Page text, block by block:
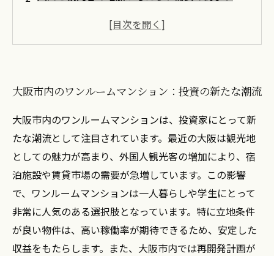
なぜ投資用物件としてワンルームマンションが
する
売却のメリットを最大限に活かすための戦略
大阪でのワンルームマンション売却を成功させ
る方法
大阪市内のワンルームマンション：投資の新たな潮流
大阪市内のワンルームマンションは、投資家にとって新
たな潮流として注目されています。最近の大阪は観光地
としての魅力が高まり、外国人観光客の増加により、宿
泊施設や賃貸市場の需要が急増しています。この影響
で、ワンルームマンションは一人暮らしや学生にとって
非常に人気のある選択肢となっています。特に立地条件
が良い物件は、高い稼働率が期待できるため、安定した
収益をもたらします。また、大阪市内では再開発計画が